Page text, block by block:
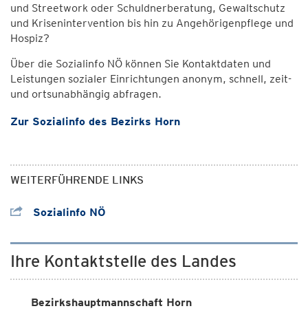
und Streetwork oder Schuldnerberatung, Gewaltschutz
und Krisenintervention bis hin zu Angehörigenpflege und
Hospiz?
Über die Sozialinfo NÖ können Sie Kontaktdaten und
Leistungen sozialer Einrichtungen anonym, schnell, zeit-
und ortsunabhängig abfragen.
Zur Sozialinfo des Bezirks Horn
WEITERFÜHRENDE LINKS
Sozialinfo NÖ
Ihre Kontaktstelle des Landes
Bezirkshauptmannschaft Horn